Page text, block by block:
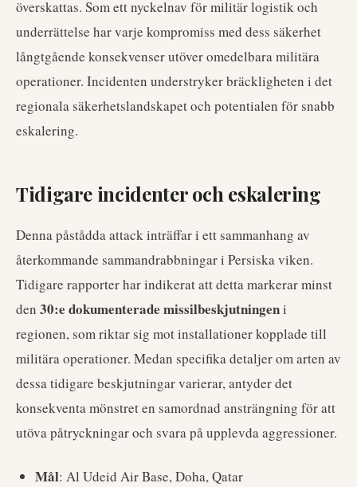
överskattas. Som ett nyckelnav för militär logistik och
underrättelse har varje kompromiss med dess säkerhet
långtgående konsekvenser utöver omedelbara militära
operationer. Incidenten understryker bräckligheten i det
regionala säkerhetslandskapet och potentialen för snabb
eskalering.
Tidigare incidenter och eskalering
Denna påstådda attack inträffar i ett sammanhang av
återkommande sammandrabbningar i Persiska viken.
Tidigare rapporter har indikerat att detta markerar minst
den 30:e dokumenterade missilbeskjutningeni
regionen, som riktar sig mot installationer kopplade till
militära operationer. Medan specifika detaljer om arten av
dessa tidigare beskjutningar varierar, antyder det
konsekventa mönstret en samordnad ansträngning för att
utöva påtryckningar och svara på upplevda aggressioner.
Mål: Al Udeid Air Base, Doha, Qatar